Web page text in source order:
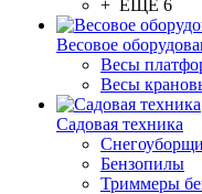
+ ЕЩЕ 6
Весовое
Весы
Весы
Садовая техника
Бензопилы
Триммеры